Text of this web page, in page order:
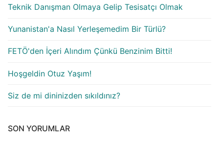
Teknik Danışman Olmaya Gelip Tesisatçı Olmak
Yunanistan'a Nasıl Yerleşemedim Bir Türlü?
FETÖ'den İçeri Alındım Çünkü Benzinim Bitti!
Hoşgeldin Otuz Yaşım!
Siz de mi dininizden sıkıldınız?
SON YORUMLAR